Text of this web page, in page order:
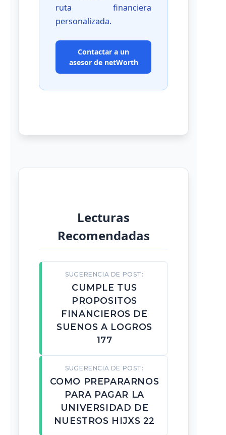
ruta financiera
personalizada.
Contactar a un
asesor de netWorth
Lecturas
Recomendadas
SUGERENCIA DE POST:
CUMPLE TUS
PROPOSITOS
FINANCIEROS DE
SUENOS A LOGROS
177
SUGERENCIA DE POST:
COMO PREPARARNOS
PARA PAGAR LA
UNIVERSIDAD DE
NUESTROS HIJXS 22